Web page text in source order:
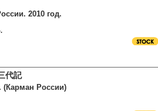
2010 год.
代記
(Карман России)